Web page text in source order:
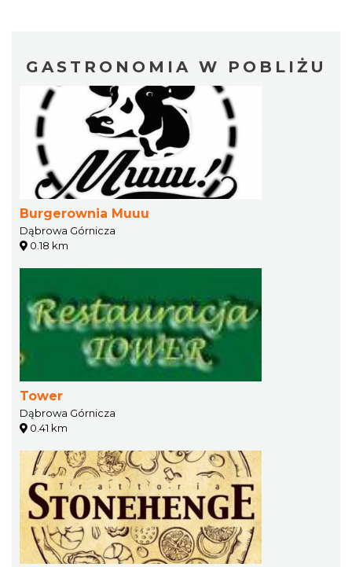
GASTRONOMIA W POBLIŻU
Burgerownia Muuu
Dąbrowa Górnicza
0.18 km
Tower
Dąbrowa Górnicza
0.41 km